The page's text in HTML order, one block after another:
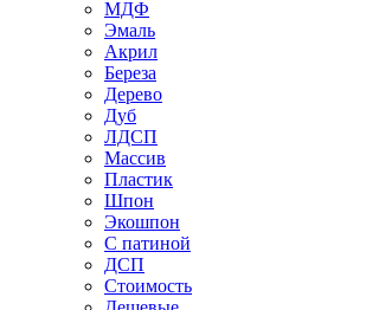
МДФ
Эмаль
Акрил
Береза
Дерево
Дуб
ЛДСП
Массив
Пластик
Шпон
Экошпон
С патиной
ДСП
Стоимость